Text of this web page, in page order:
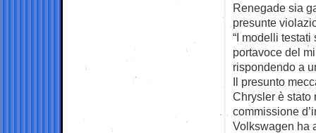
Renegade sia
presunte
“I modelli
portavoce del
rispondendo a
Il presunto
Chrysler è stato
commissione
Volkswagen ha